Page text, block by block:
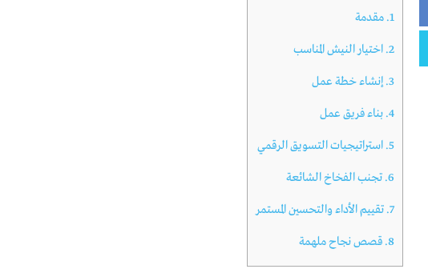
1. مقدمة
2. اختيار النيش المناسب
3. إنشاء خطة عمل
4. بناء فريق عمل
5. استراتيجيات التسويق الرقمي
6. تجنب الفخاخ الشائعة
7. تقييم الأداء والتحسين المستمر
8. قصص نجاح ملهمة